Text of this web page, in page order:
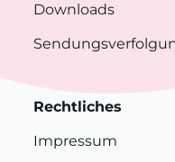
Downloads
Rechtliches
Impressum